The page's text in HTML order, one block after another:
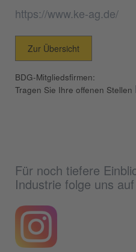
https://www.ke-ag.de/
Zur Übersicht
BDG-Mitgliedsfirmen:
Tragen Sie Ihre offenen Stellen
Für noch tiefere
Industrie folge uns